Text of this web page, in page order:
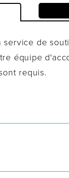
service de
équipe
requis.